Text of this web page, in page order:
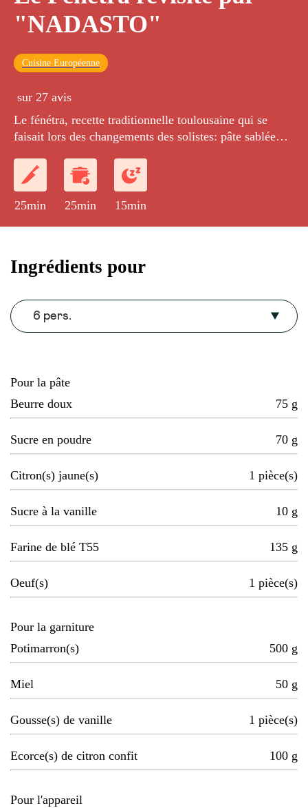
"NADASTO"
Cuisine Européenne
sur 27 avis
Le fénétra, recette traditionnelle toulousaine qui se
faisait lors des changements des solistes: pâte sablée
25min 25min 15min
Ingrédients pour
6 pers.
Pour la pâte
Beurre doux
75 g
Sucre en poudre 70 g
Citron(s) jaune(s) 1 pièce(s)
Sucre à la vanille 10 g
Farine de blé T55 135 g
Oeuf(s) 1 pièce(s)
Pour la garniture
Potimarron(s)
500 g
Miel 50 g
Gousse(s) de vanille 1 pièce(s)
Ecorce(s) de citron confit 100 g
Pour l'appareil